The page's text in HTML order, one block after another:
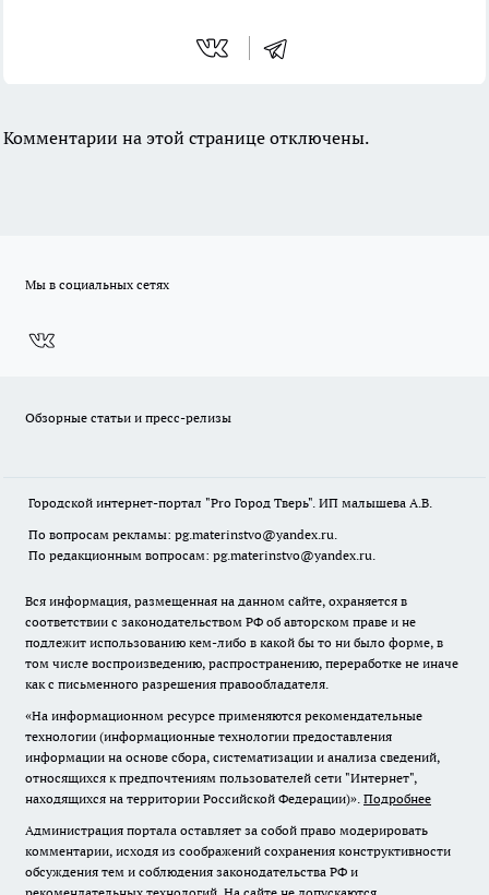
Комментарии на этой странице отключены.
Мы в социальных сетях
Обзорные статьи и пресс-релизы
Городской интернет-портал "Pro Город Тверь". ИП малышева А.В.
По вопросам рекламы: pg.materinstvo@yandex.ru.
По редакционным вопросам: pg.materinstvo@yandex.ru.
Вся информация, размещенная на данном сайте, охраняется в
соответствии с законодательством РФ об авторском праве и не
подлежит использованию кем-либо в какой бы то ни было форме, в
том числе воспроизведению, распространению, переработке не иначе
как с письменного разрешения правообладателя.
«На информационном ресурсе применяются рекомендательные
технологии (информационные технологии предоставления
информации на основе сбора, систематизации и анализа сведений,
относящихся к предпочтениям пользователей сети "Интернет",
находящихся на территории Российской Федерации)». Подробнее
Администрация портала оставляет за собой право модерировать
комментарии, исходя из соображений сохранения конструктивности
обсуждения тем и соблюдения законодательства РФ и